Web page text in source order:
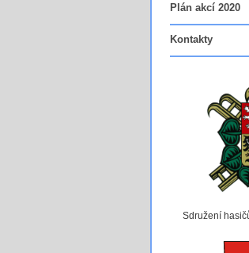
Plán akcí 2020
Kontakty
Sdružení